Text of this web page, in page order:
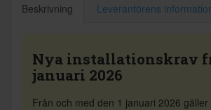
Beskrivning Leverantörens
Nya installationskrav
januari 2026
Från och med den 1 januari 2026 gäller